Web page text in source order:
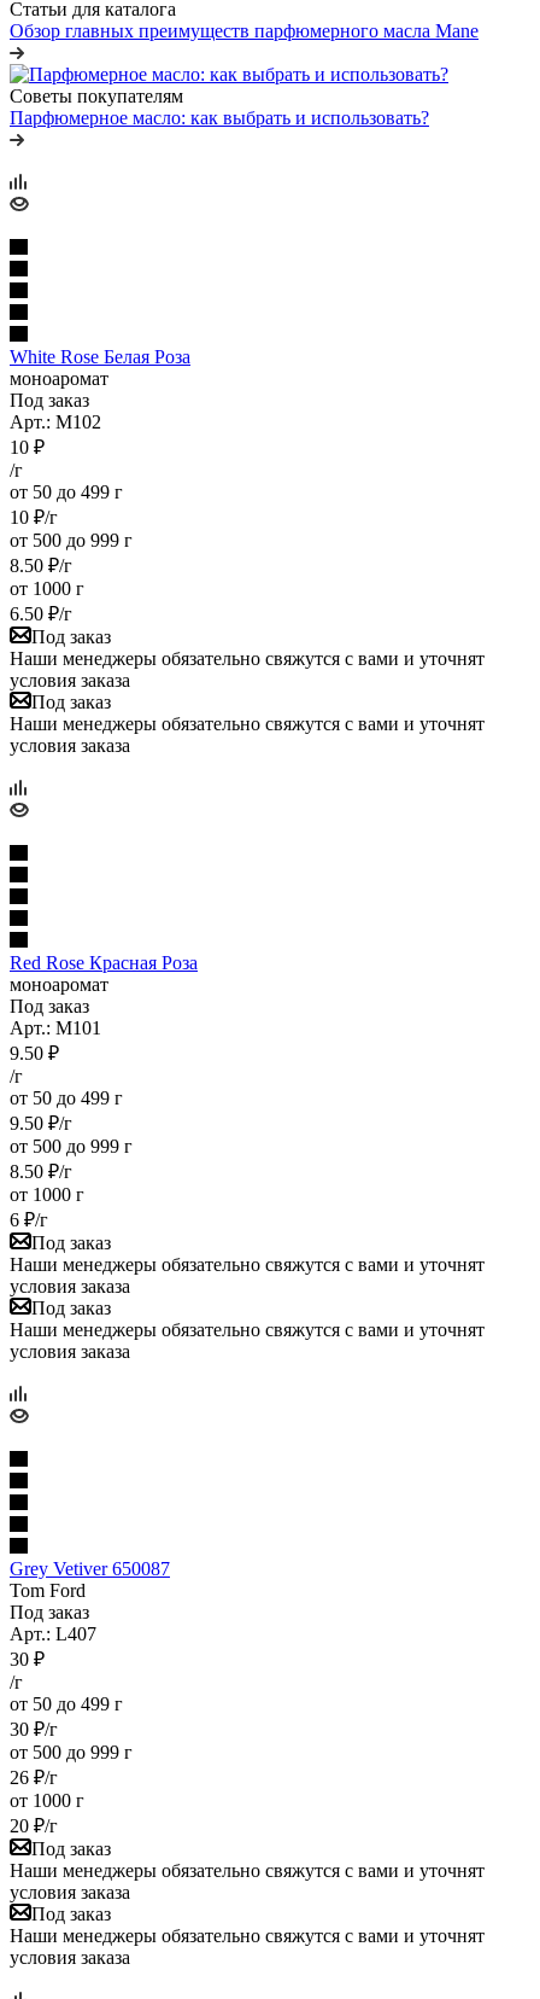
Статьи для каталога
Обзор главных преимуществ парфюмерного масла Mane
Советы покупателям
Парфюмерное масло: как выбрать и использовать?
White Rose Белая Роза
моноаромат
Под заказ
Арт.: M102
10 ₽
/г
от 50 до 499 г
10 ₽/г
от 500 до 999 г
8.50 ₽/г
от 1000 г
6.50 ₽/г
Под заказ
Наши менеджеры обязательно свяжутся с вами и уточнят
условия заказа
Под заказ
Наши менеджеры обязательно свяжутся с вами и уточнят
условия заказа
Red Rose Красная Роза
моноаромат
Под заказ
Арт.: M101
9.50 ₽
/г
от 50 до 499 г
9.50 ₽/г
от 500 до 999 г
8.50 ₽/г
от 1000 г
6 ₽/г
Под заказ
Наши менеджеры обязательно свяжутся с вами и уточнят
условия заказа
Под заказ
Наши менеджеры обязательно свяжутся с вами и уточнят
условия заказа
Grey Vetiver 650087
Tom Ford
Под заказ
Арт.: L407
30 ₽
/г
от 50 до 499 г
30 ₽/г
от 500 до 999 г
26 ₽/г
от 1000 г
20 ₽/г
Под заказ
Наши менеджеры обязательно свяжутся с вами и уточнят
условия заказа
Под заказ
Наши менеджеры обязательно свяжутся с вами и уточнят
условия заказа